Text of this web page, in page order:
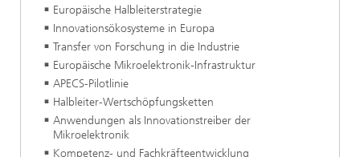
Europäische Halbleiterstrategie
Innovationsökosysteme in Europa
Transfer von Forschung in die Industrie
Europäische Mikroelektronik-Infrastruktur
APECS-Pilotlinie
Halbleiter-Wertschöpfungsketten
Anwendungen als Innovationstreiber der
Mikroelektronik
Kompetenz- und Fachkräfteentwicklung